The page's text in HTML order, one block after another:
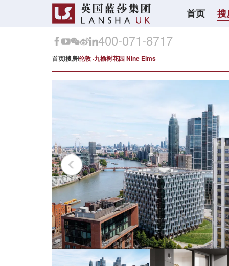
首页
400-071-8717
首页搜房伦敦 ·九榆树花园 Nine Elms